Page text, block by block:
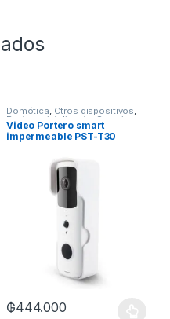
Domótica, Otros dispositivos,
Porteros inteligente Seguridad
Video Portero smart
impermeable PST-T30
₲444.000